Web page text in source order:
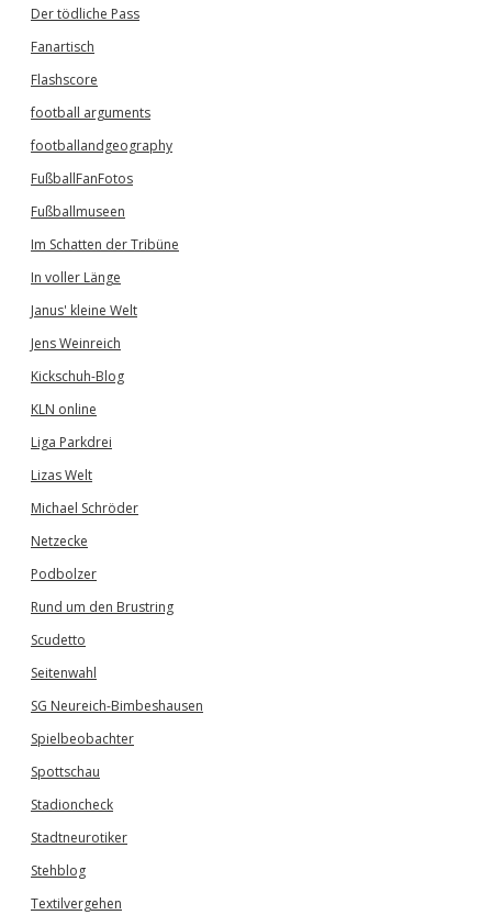
Der tödliche Pass
Fanartisch
Flashscore
football arguments
footballandgeography
FußballFanFotos
Fußballmuseen
Im Schatten der Tribüne
In voller Länge
Janus' kleine Welt
Jens Weinreich
Kickschuh-Blog
KLN online
Liga Parkdrei
Lizas Welt
Michael Schröder
Netzecke
Podbolzer
Rund um den Brustring
Scudetto
Seitenwahl
SG Neureich-Bimbeshausen
Spielbeobachter
Spottschau
Stadioncheck
Stadtneurotiker
Stehblog
Textilvergehen